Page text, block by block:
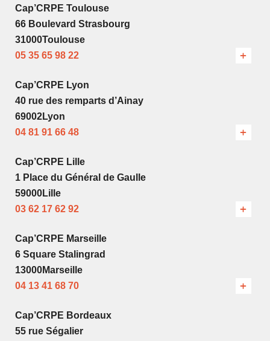
Cap’CRPE Toulouse
66 Boulevard Strasbourg
31000Toulouse
05 35 65 98 22
Cap’CRPE Lyon
40 rue des remparts d’Ainay
69002Lyon
04 81 91 66 48
Cap’CRPE Lille
1 Place du Général de Gaulle
59000Lille
03 62 17 62 92
Cap’CRPE Marseille
6 Square Stalingrad
13000Marseille
04 13 41 68 70
Cap’CRPE Bordeaux
55 rue Ségalier